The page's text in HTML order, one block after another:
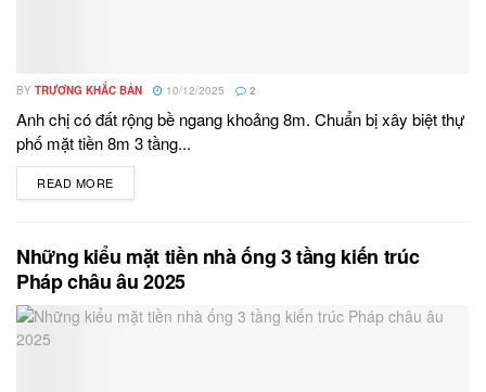
BY TRƯƠNG KHẮC BẢN 10/12/2025 2
Anh chị có đất rộng bề ngang khoảng 8m. Chuẩn bị xây biệt thự
phố mặt tiền 8m 3 tầng...
READ MORE
Những kiểu mặt tiền nhà ống 3 tầng kiến trúc
Pháp châu âu 2025